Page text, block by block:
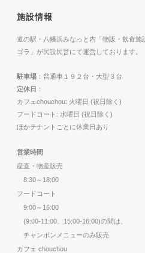
施設情報
道の駅・八幡浜みなっと内「物販・飲食
ゴラ」が民設民営にて運営しております。
駐車場 ：普通車１９２台・大型３台
定休日 ：
カフェchouchou: 火曜日 (祝日除く)
フードコート: 水曜日 (祝日除く)
ほかテナントごとに休業日あり
営業時間
産直・物産販売
8:30～18:00
フードコート
9:00～16:00
(9:00-11:00、15:00-16:00)の間は、
チャンポンメニューのみ販売
カフェ chouchou